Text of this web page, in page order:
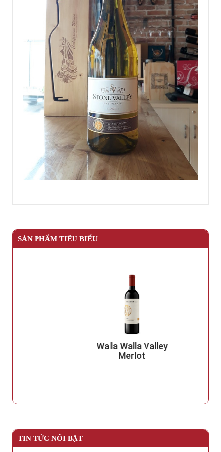
SẢN PHẨM TIÊU BIỂU
Walla Walla Valley
TIN TỨC NỔI BẬT